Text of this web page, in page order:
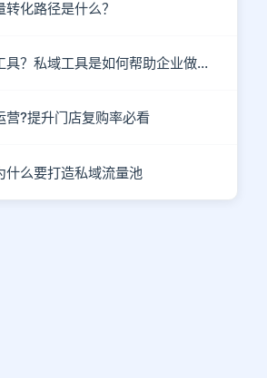
化路径是什么？
为什么要使用私域工具？私域工具是如何帮助企业做私域的？
营?提升门店复购率必看
什么要打造私域流量池